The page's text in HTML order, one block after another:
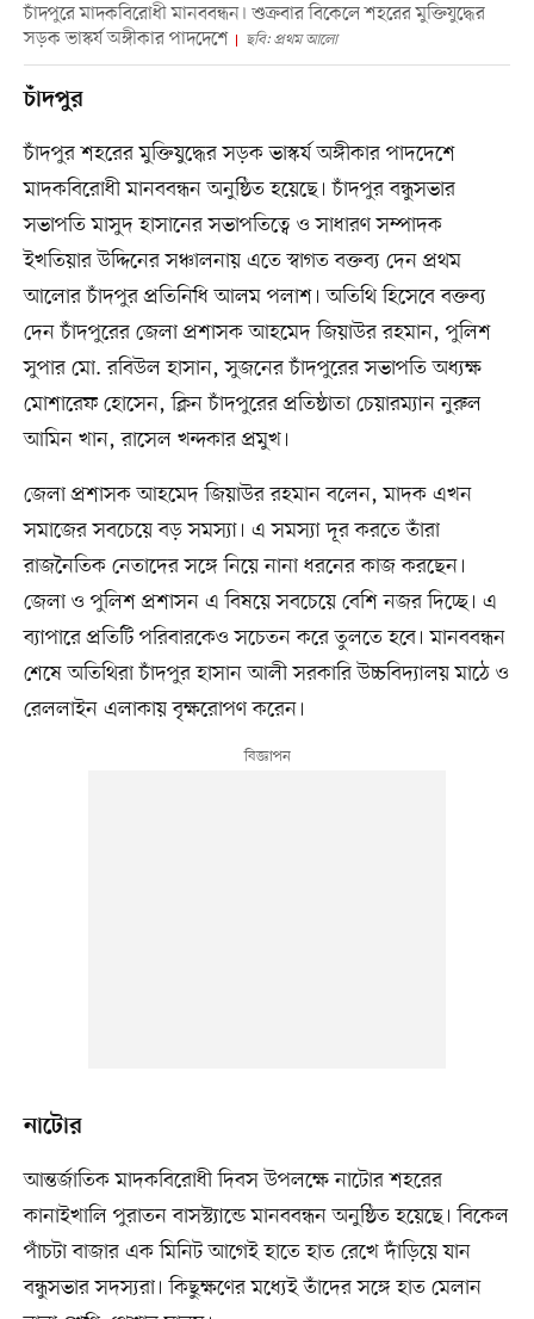
চাঁদপুরে মাদকবিরোধী মানববন্ধন। শুক্রবার বিকেলে শহরের মুক্তিযুদ্ধের
সড়ক ভাস্কর্য অঙ্গীকার পাদদেশে
ছবি: প্রথম আলো
চাঁদপুর
চাঁদপুর শহরের মুক্তিযুদ্ধের সড়ক ভাস্কর্য অঙ্গীকার পাদদেশে
মাদকবিরোধী মানববন্ধন অনুষ্ঠিত হয়েছে। চাঁদপুর বন্ধুসভার
সভাপতি মাসুদ হাসানের সভাপতিত্বে ও সাধারণ সম্পাদক
ইখতিয়ার উদ্দিনের সঞ্চালনায় এতে স্বাগত বক্তব্য দেন প্রথম
আলোর চাঁদপুর প্রতিনিধি আলম পলাশ। অতিথি হিসেবে বক্তব্য
দেন চাঁদপুরের জেলা প্রশাসক আহমেদ জিয়াউর রহমান, পুলিশ
সুপার মো. রবিউল হাসান, সুজনের চাঁদপুরের সভাপতি অধ্যক্ষ
মোশারেফ হোসেন, ক্লিন চাঁদপুরের প্রতিষ্ঠাতা চেয়ারম্যান নুরুল
আমিন খান, রাসেল খন্দকার প্রমুখ।
জেলা প্রশাসক আহমেদ জিয়াউর রহমান বলেন, মাদক এখন
সমাজের সবচেয়ে বড় সমস্যা। এ সমস্যা দূর করতে তাঁরা
রাজনৈতিক নেতাদের সঙ্গে নিয়ে নানা ধরনের কাজ করছেন।
জেলা ও পুলিশ প্রশাসন এ বিষয়ে সবচেয়ে বেশি নজর দিচ্ছে। এ
ব্যাপারে প্রতিটি পরিবারকেও সচেতন করে তুলতে হবে। মানববন্ধন
শেষে অতিথিরা চাঁদপুর হাসান আলী সরকারি উচ্চবিদ্যালয় মাঠে ও
রেললাইন এলাকায় বৃক্ষরোপণ করেন।
নাটোর
আন্তর্জাতিক মাদকবিরোধী দিবস উপলক্ষে নাটোর শহরের
কানাইখালি পুরাতন বাসস্ট্যান্ডে মানববন্ধন অনুষ্ঠিত হয়েছে। বিকেল
পাঁচটা বাজার এক মিনিট আগেই হাতে হাত রেখে দাঁড়িয়ে যান
বন্ধুসভার সদস্যরা। কিছুক্ষণের মধ্যেই তাঁদের সঙ্গে হাত মেলান